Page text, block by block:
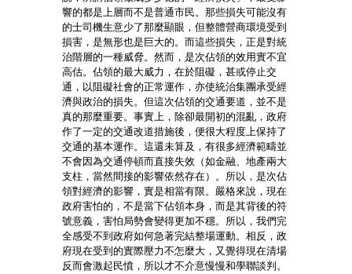
響的都是上層而不是普通市民。那些損失可能沒有
的士司機生意少了那麼顯眼，但整體營商環境受到
損害，是無形也是巨大的。而這些損失，正是對統
治階層的一種威脅。然而，是次佔領的效用實不宜
高估。佔領的最大威力，在於阻礙，甚或停止交
通，以阻礙社會的正常運作，亦使統治集團承受經
濟與政治的損失。但這次佔領的交通要道，並不是
真的那麼重要。事實上，除卻最開初的混亂，政府
作了一定的交通改道措施後，便很大程度上保持了
交通的基本運作。這還未算及，有很多經濟範疇並
不會因為交通停頓而直接失效（如金融、地產兩大
支柱，當然間接的影響依然存在）。所以，是次佔
領對經濟的影響，實是相當有限。嚴格來說，現在
政府害怕的，不是當下佔領本身，而是其背後的符
號意義，害怕局勢會變得更加不穩。所以，我們完
全感受不到政府如何急著完結整場運動。相反，政
府現在受到的實際壓力不怎麼大，又覺得現在清場
反而會激起民憤，所以才不介意慢慢和學聯談判。